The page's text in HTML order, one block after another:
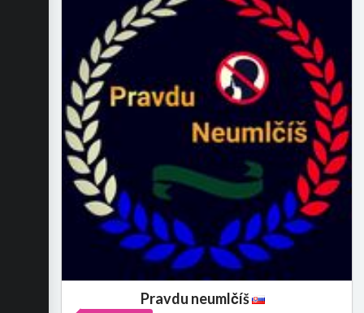
Pravdu neumlčíš